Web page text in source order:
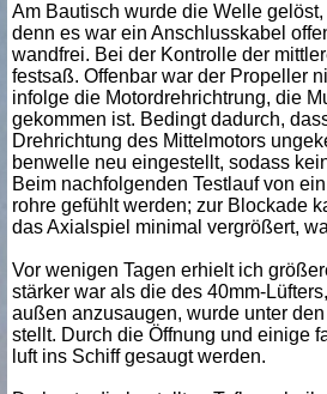
Am Bautisch wurde die Welle
denn es war ein Anschlusskabel
wandfrei. Bei der Kontrolle der
festsaß. Offenbar war der Propeller
infolge die Motordrehrichtrung, die
gekommen ist. Bedingt dadurch,
Drehrichtung des Mittelmotors
benwelle neu eingestellt, sodass
Beim nachfolgenden Testlauf von
rohre gefühlt werden; zur Blockade
das Axialspiel minimal vergrößert,
Vor wenigen Tagen erhielt ich
stärker war als die des 40mm-
außen anzusaugen, wurde unter
stellt. Durch die Öffnung und einige
luft ins Schiff gesaugt werden.